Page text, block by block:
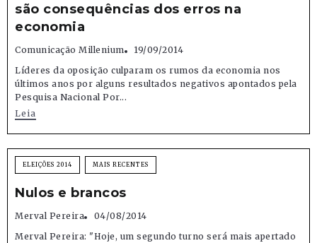
são consequências dos erros na
economia
Comunicação Millenium
19/09/2014
Líderes da oposição culparam os rumos da economia nos
últimos anos por alguns resultados negativos apontados pela
Pesquisa Nacional Por...
Leia
ELEIÇÕES 2014 MAIS RECENTES
Nulos e brancos
Merval Pereira
04/08/2014
Merval Pereira: "Hoje, um segundo turno será mais apertado